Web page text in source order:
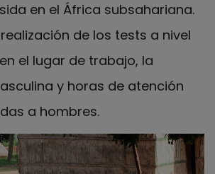
en el África subsahariana.
de los tests a nivel
el lugar de trabajo, la
y horas de atención
a hombres.